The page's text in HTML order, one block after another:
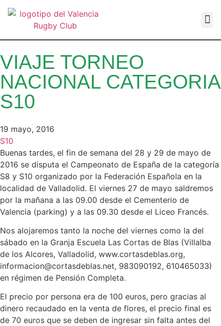
VIAJE TORNEO
NACIONAL CATEGORIA
S10
19 mayo, 2016
S10
Buenas tardes, el fin de semana del 28 y 29 de mayo de
2016 se disputa el Campeonato de España de la categoría
S8 y S10 organizado por la Federación Española en la
localidad de Valladolid. El viernes 27 de mayo saldremos
por la mañana a las 09.00 desde el Cementerio de
Valencia (parking) y a las 09.30 desde el Liceo Francés.
Nos alojaremos tanto la noche del viernes como la del
sábado en la Granja Escuela Las Cortas de Blas (Villalba
de los Alcores, Valladolid, www.cortasdeblas.org,
informacion@cortasdeblas.net, 983090192, 610465033)
en régimen de Pensión Completa.
El precio por persona era de 100 euros, pero gracias al
dinero recaudado en la venta de flores, el precio final es
de 70 euros que se deben de ingresar sin falta antes del